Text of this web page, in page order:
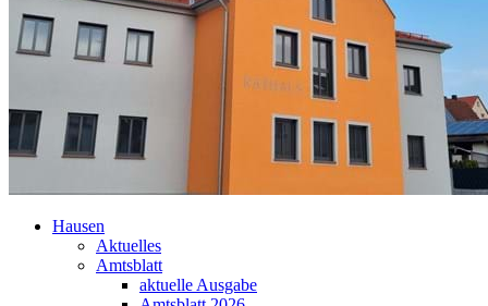
Hausen
Aktuelles
Amtsblatt
aktuelle Ausgabe